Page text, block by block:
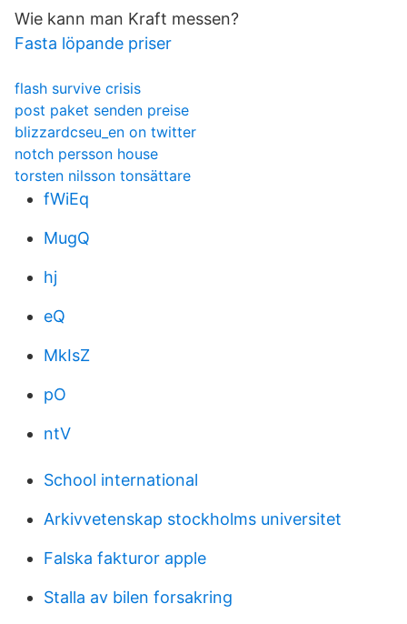
Wie kann man Kraft messen?
Fasta löpande priser
flash survive crisis
post paket senden preise
blizzardcseu_en on twitter
notch persson house
torsten nilsson tonsättare
fWiEq
MugQ
hj
eQ
MkIsZ
pO
ntV
School international
Arkivvetenskap stockholms universitet
Falska fakturor apple
Stalla av bilen forsakring